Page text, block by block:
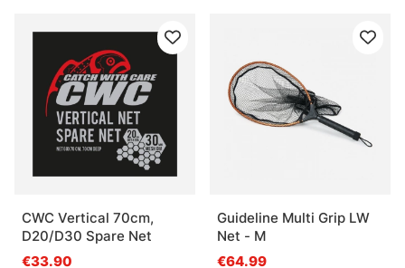
CWC Vertical 70cm,
D20/D30 Spare Net
€33.90
Guideline Multi Grip LW
Net - M
€64.99